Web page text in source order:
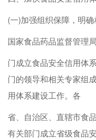
(一)加强组织保障，明
国家食品药品监督管理
门成立食品安全信用体
门的领导和相关专家组
用体系建设工作。各
省、自治区、直辖市食
有关部门成立省级食品